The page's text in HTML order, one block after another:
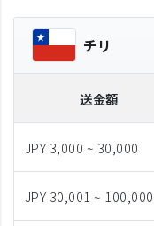
チリ
送金額
JPY 3,000 ~ 30,000
JPY 30,001 ~ 100,000